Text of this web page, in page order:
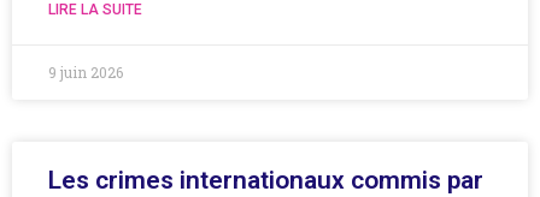
LIRE LA SUITE
9 juin 2026
Les crimes internationaux commis par